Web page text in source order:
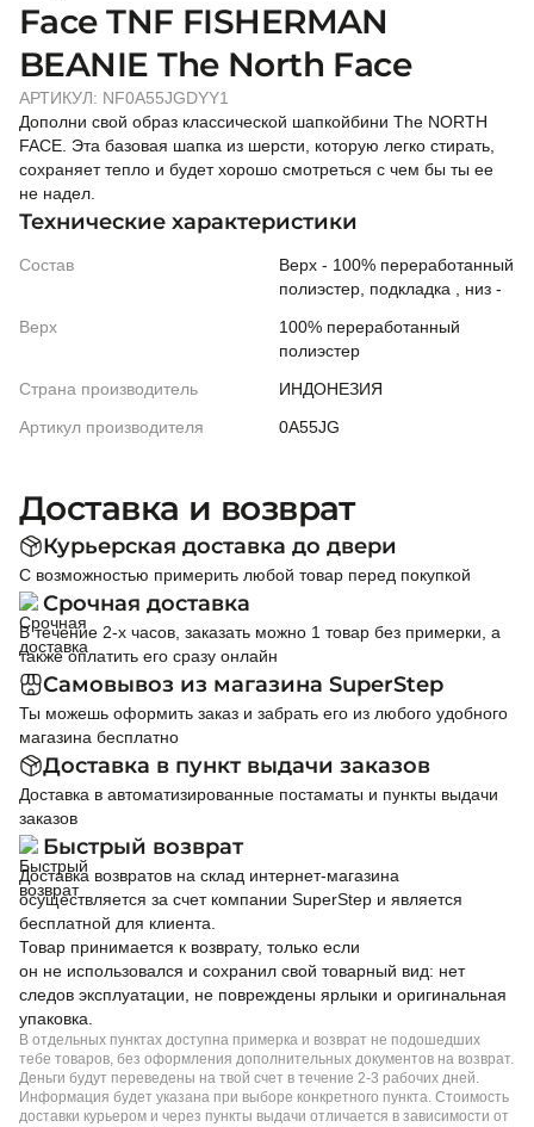
Face TNF FISHERMAN
BEANIE The North Face
АРТИКУЛ: NF0A55JGDYY1
Дополни свой образ классической шапкойбини The NORTH
FACE. Эта базовая шапка из шерсти, которую легко стирать,
сохраняет тепло и будет хорошо смотреться с чем бы ты ее
не надел.
Технические характеристики
Состав
Верх - 100% переработанный
полиэстер, подкладка , низ -
Верх
100% переработанный
полиэстер
Страна производитель
ИНДОНЕЗИЯ
Артикул производителя
0A55JG
Доставка и возврат
Курьерская доставка до двери
С возможностью примерить любой товар перед покупкой
Срочная доставка
В течение 2-х часов, заказать можно 1 товар без примерки, а
также оплатить его сразу онлайн
Самовывоз из магазина SuperStep
Ты можешь оформить заказ и забрать его из любого удобного
магазина бесплатно
Доставка в пункт выдачи заказов
Доставка в автоматизированные постаматы и пункты выдачи
заказов
Быстрый возврат
Доставка возвратов на склад интернет-магазина
осуществляется за счет компании SuperStep и является
бесплатной для клиента.
Товар принимается к возврату, только если
он не использовался и сохранил свой товарный вид: нет
следов эксплуатации, не повреждены ярлыки и оригинальная
упаковка.
В отдельных пунктах доступна примерка и возврат не подошедших
тебе товаров, без оформления дополнительных документов на возврат.
Деньги будут переведены на твой счет в течение 2-3 рабочих дней.
Информация будет указана при выборе конкретного пункта. Стоимость
доставки курьером и через пункты выдачи отличается в зависимости от